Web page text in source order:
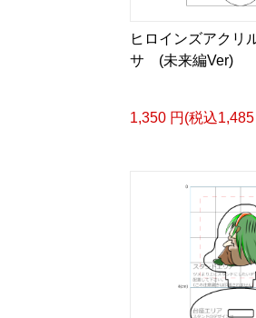
ヒロインズアク
サ (未来編Ver)
1,350 円(税込